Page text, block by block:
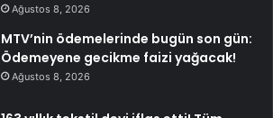
Ağustos 8, 2026
MTV’nin ödemelerinde bugün son gün:
Ödemeyene gecikme faizi yağacak!
Ağustos 8, 2026